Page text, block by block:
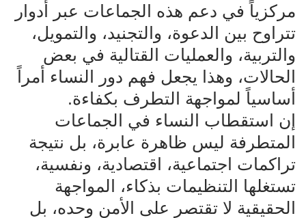
مركزياً في دعم هذه الجماعات عبر أدوار‌‌
تتراوح بين الدعوة، والتجنيد، والتمويل،
والتربية، والعمليات القتالية في بعض‌‌
الحالات، وهذا يجعل فهم دور النساء أمراً
أساسياً لمواجهة التطرف بكفاءة.
إن استقطاب النساء في الجماعات
المتطرفة ليس ظاهرة عابرة، بل نتيجة‌‌
تراكمات اجتماعية، اقتصادية، ونفسية،
تستغلها التنظيمات بذكاء، المواجهة‌‌
الحقيقية لا تقتصر على الأمن وحده، بل